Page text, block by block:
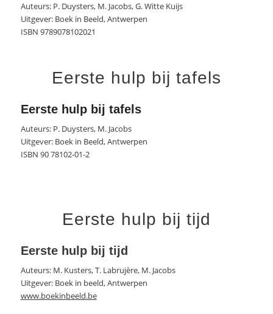
Auteurs: P. Duysters, M. Jacobs, G. Witte Kuijs
Uitgever: Boek in Beeld, Antwerpen
ISBN 9789078102021
Eerste hulp bij tafels
Eerste hulp bij tafels
Auteurs: P. Duysters, M. Jacobs
Uitgever: Boek in Beeld, Antwerpen
ISBN 90 78102-01-2
Eerste hulp bij tijd
Eerste hulp bij tijd
Auteurs: M. Kusters, T. Labrujère, M. Jacobs
Uitgever: Boek in beeld, Antwerpen
www.boekinbeeld.be